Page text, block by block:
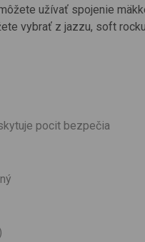
užívať spojenie
vybrať z jazzu, soft
pocit bezpečia